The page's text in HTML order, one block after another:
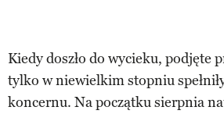
Kiedy doszło do wycieku, podjęte
tylko w niewielkim stopniu
koncernu. Na początku sierpnia